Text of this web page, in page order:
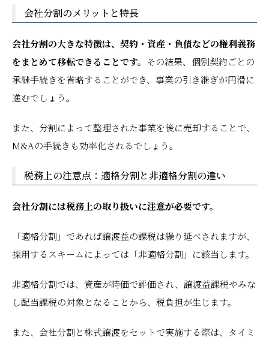
会社分割のメリットと特長
会社分割の大きな特徴は、契約・資産・負債などの権利義務
をまとめて移転できることです。 その結果、個別契約ごとの
承継手続きを省略することができ、事業の引き継ぎが円滑に
進むでしょう。
また、分割によって整理された事業を後に売却することで、
M&Aの手続きも効率化されるでしょう。
税務上の注意点：適格分割と非適格分割の違い
会社分割には税務上の取り扱いに注意が必要です。
「適格分割」であれば譲渡益の課税は繰り延べされますが、
採用するスキームによっては「非適格分割」に該当します。
非適格分割では、資産が時価で評価され、譲渡益課税やみな
し配当課税の対象となることから、税負担が生じます。
また、会社分割と株式譲渡をセットで実施する際は、タイミ